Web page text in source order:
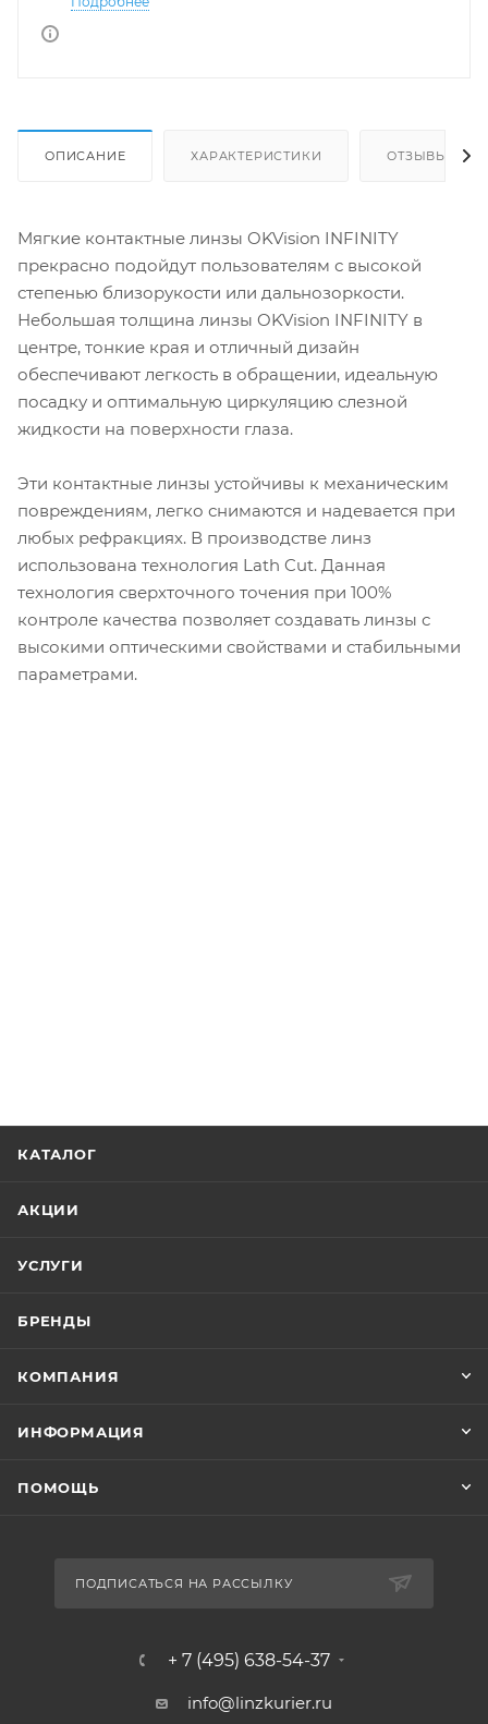
ОПИСАНИЕ ХАРАКТЕРИСТИКИ ОТЗЫВЫ
Мягкие контактные линзы OKVision INFINITY
прекрасно подойдут пользователям с высокой
степенью близорукости или дальнозоркости.
Небольшая толщина линзы OKVision INFINITY в
центре, тонкие края и отличный дизайн
обеспечивают легкость в обращении, идеальную
посадку и оптимальную циркуляцию слезной
жидкости на поверхности глаза.
Эти контактные линзы устойчивы к механическим
повреждениям, легко снимаются и надевается при
любых рефракциях. В производстве линз
использована технология Lath Cut. Данная
технология сверхточного точения при 100%
контроле качества позволяет создавать линзы с
высокими оптическими свойствами и стабильными
параметрами.
КАТАЛОГ
АКЦИИ
УСЛУГИ
БРЕНДЫ
КОМПАНИЯ
ИНФОРМАЦИЯ
ПОМОЩЬ
ПОДПИСАТЬСЯ НА РАССЫЛКУ
+ 7 (495) 638-54-37
info@linzkurier.ru